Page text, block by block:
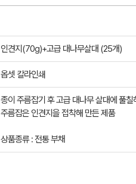
인견지(70g)+고급 대나무살대 (25개)
옵셋 칼라인쇄
종이 주름잡기 후 고급 대나무 살대에 풀칠
주름잡은 인견지을 접착해 만든 제품
상품종류 : 전통 부채